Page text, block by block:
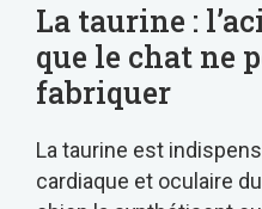
La taurine :
que le chat ne
fabriquer
La taurine est
cardiaque et oculaire